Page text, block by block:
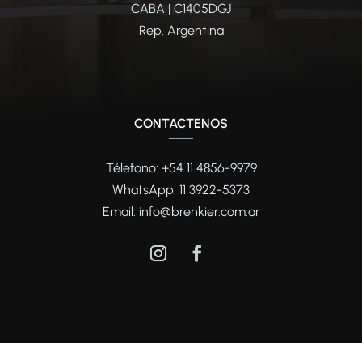
CABA | C1405DGJ
Rep. Argentina
CONTACTENOS
Télefono: +54 11 4856-9979
WhatsApp: 11 3922-5373
Email: info@brenkier.com.ar